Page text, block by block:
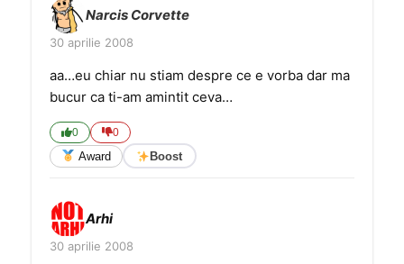
Narcis Corvette
30 aprilie 2008
aa…eu chiar nu stiam despre ce e vorba dar ma
bucur ca ti-am amintit ceva…
0 0
Award Boost
Arhi
30 aprilie 2008